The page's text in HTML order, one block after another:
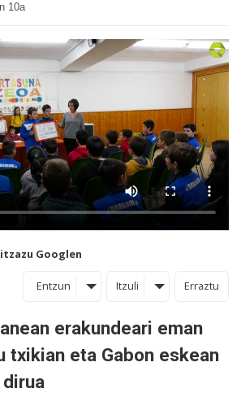
10a
Googlen
Entzun Itzuli Erraztu
erakundeari eman
txikian eta Gabon eskean